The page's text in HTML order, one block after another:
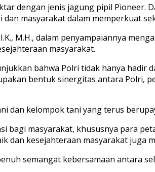
dengan jenis jagung pipil
masyarakat dalam memperkuat
M.H., dalam penyampaiannya
masyarakat.
bahwa Polri tidak hanya
bentuk sinergitas antara Polri,
dan kelompok tani yang terus
bagi masyarakat, khususnya para
dan kesejahteraan masyarakat juga
semangat kebersamaan antara